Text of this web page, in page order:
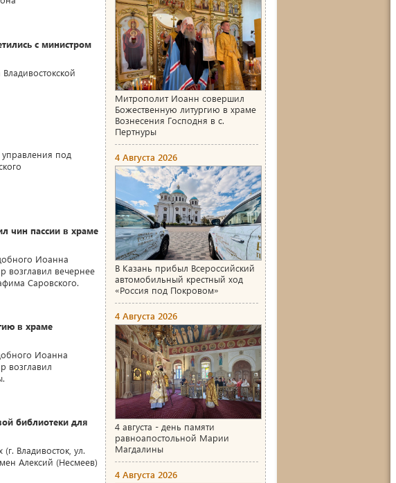
с министром
управления под
чин пассии в храме
Иоанна
возглавил вечернее
Саровского.
в храме
Иоанна
возглавил
библиотеки для
Владивосток, ул.
Алексий (Несмеев)
Митрополит Иоанн совершил
Божественную литургию в храме
Вознесения Господня в с.
Пертнуры
4 Августа 2026
В Казань прибыл Всероссийский
автомобильный крестный ход
«Россия под Покровом»
4 Августа 2026
4 августа - день памяти
равноапостольной Марии
Магдалины
4 Августа 2026